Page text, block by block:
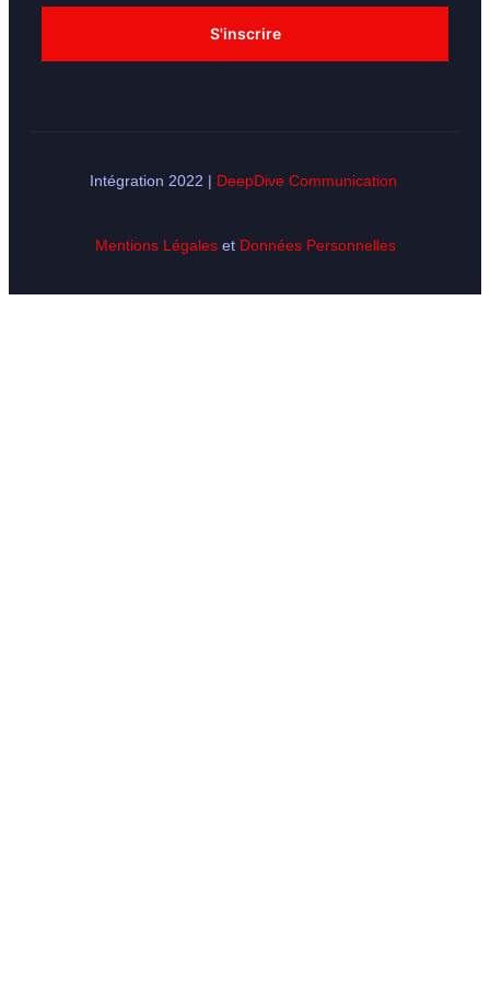
Intégration 2022 | DeepDive Communication
Mentions Légaleset Données Personnelles